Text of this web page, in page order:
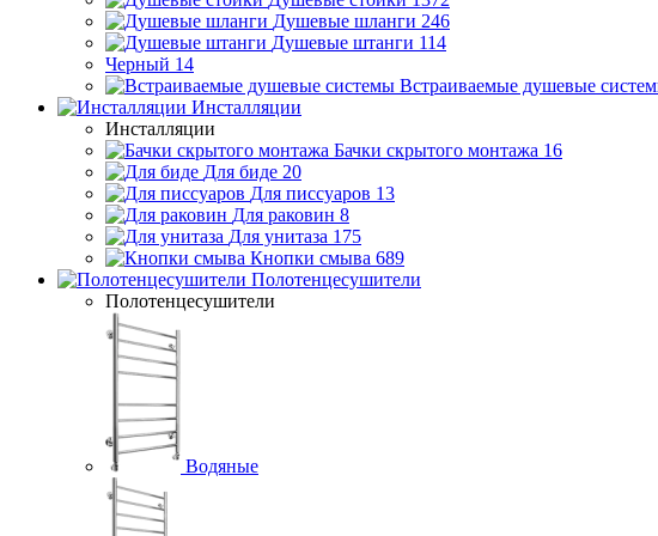
Душевые шланги 246
Душевые штанги 114
Черный 14
Встраиваемые душевые
Инсталляции
Инсталляции
Бачки скрытого монтажа 16
Для биде 20
Для писсуаров 13
Для раковин 8
Для унитаза 175
Кнопки смыва 689
Полотенцесушители
Полотенцесушители
Водяные